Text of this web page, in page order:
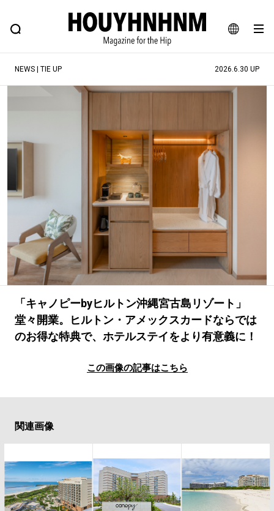
JA
EN
FEATURE BLOG SNAP
ヒップなファッション、カルチャー、ライフスタイルWEBマガジン
#SHOPPING ADDICT #憧れの逸品
#ESSENTIAL DESIGNS #古着サミット
#マイナーグッド図鑑
#路地裏てぃーん。 #MONTHLY JOURNAL
#GH 銘品の所以 #フイナムのYouTube
#Commune H #FOCUS IT #AH.H
#ととけん #FASHION #MUSIC #MOVIE
#LIFESTYLE #SNEAKER #OUTDOOR
NEWS | TIE UP 2026.6.30 UP
「キャノピーbyヒルトン沖縄宮古島リゾート」
堂々開業。ヒルトン・アメックスカードならでは
のお得な特典で、ホテルステイをより有意義に！
この画像の記事はこちら
関連画像